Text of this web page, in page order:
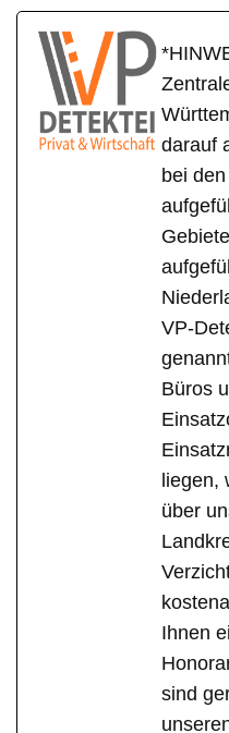
darauf
bei
VP-
Büros
liegen,
über
Ihnen
sind